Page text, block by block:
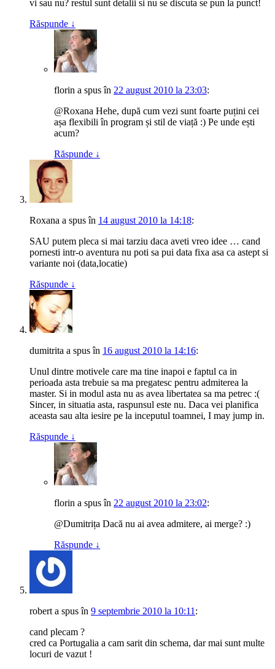
vi sau nu? restul sunt detalii si nu se discuta se pun la punct!
Răspunde ↓
florin a spusîn 22 august 2010 la 23:03:
@Roxana Hehe, după cum vezi sunt foarte puțini cei
așa flexibili în program și stil de viață :) Pe unde ești
acum?
Răspunde ↓
Roxana a spusîn 14 august 2010 la 14:18:
SAU putem pleca si mai tarziu daca aveti vreo idee … cand
pornesti intr-o aventura nu poti sa pui data fixa asa ca astept si
variante noi (data,locatie)
Răspunde ↓
dumitrita a spusîn 16 august 2010 la 14:16:
Unul dintre motivele care ma tine inapoi e faptul ca in
perioada asta trebuie sa ma pregatesc pentru admiterea la
master. Si in modul asta nu as avea libertatea sa ma petrec :(
Sincer, in situatia asta, raspunsul este nu. Daca vei planifica
aceasta sau alta iesire pe la inceputul toamnei, I may jump in.
Răspunde ↓
florin a spusîn 22 august 2010 la 23:02:
@Dumitrița Dacă nu ai avea admitere, ai merge? :)
Răspunde ↓
robert a spusîn 9 septembrie 2010 la 10:11 :
cand plecam ?
cred ca Portugalia a cam sarit din schema, dar mai sunt multe
locuri de vazut !